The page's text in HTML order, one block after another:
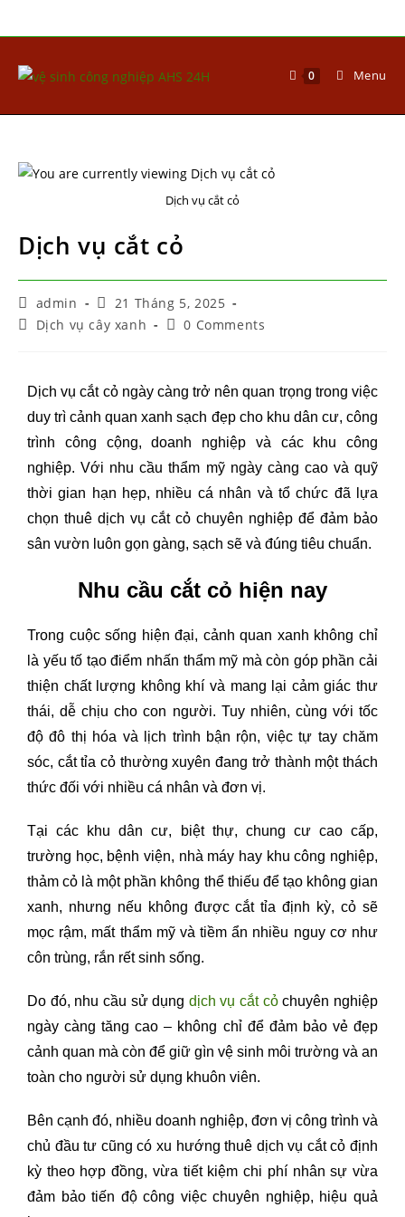
0 Menu
Dịch vụ cắt cỏ
Dịch vụ cắt cỏ
admin
21 Tháng 5, 2025
Dịch vụ cây xanh
0 Comments
Dịch vụ cắt cỏ ngày càng trở nên quan trọng trong việc
duy trì cảnh quan xanh sạch đẹp cho khu dân cư, công
trình công cộng, doanh nghiệp và các khu công
nghiệp. Với nhu cầu thẩm mỹ ngày càng cao và quỹ
thời gian hạn hẹp, nhiều cá nhân và tổ chức đã lựa
chọn thuê dịch vụ cắt cỏ chuyên nghiệp để đảm bảo
sân vườn luôn gọn gàng, sạch sẽ và đúng tiêu chuẩn.
Nhu cầu cắt cỏ hiện nay
Trong cuộc sống hiện đại, cảnh quan xanh không chỉ
là yếu tố tạo điểm nhấn thẩm mỹ mà còn góp phần cải
thiện chất lượng không khí và mang lại cảm giác thư
thái, dễ chịu cho con người. Tuy nhiên, cùng với tốc
độ đô thị hóa và lịch trình bận rộn, việc tự tay chăm
sóc, cắt tỉa cỏ thường xuyên đang trở thành một thách
thức đối với nhiều cá nhân và đơn vị.
Tại các khu dân cư, biệt thự, chung cư cao cấp,
trường học, bệnh viện, nhà máy hay khu công nghiệp,
thảm cỏ là một phần không thể thiếu để tạo không gian
xanh, nhưng nếu không được cắt tỉa định kỳ, cỏ sẽ
mọc rậm, mất thẩm mỹ và tiềm ẩn nhiều nguy cơ như
côn trùng, rắn rết sinh sống.
Do đó, nhu cầu sử dụng dịch vụ cắt cỏchuyên nghiệp
ngày càng tăng cao – không chỉ để đảm bảo vẻ đẹp
cảnh quan mà còn để giữ gìn vệ sinh môi trường và an
toàn cho người sử dụng khuôn viên.
Bên cạnh đó, nhiều doanh nghiệp, đơn vị công trình và
chủ đầu tư cũng có xu hướng thuê dịch vụ cắt cỏ định
kỳ theo hợp đồng, vừa tiết kiệm chi phí nhân sự vừa
đảm bảo tiến độ công việc chuyên nghiệp, hiệu quả